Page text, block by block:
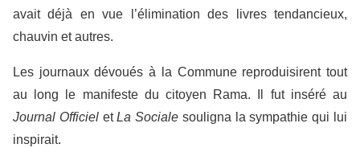
avait déjà en vue l’élimination des livres tendancieux,
chauvin et autres.
Les journaux dévoués à la Commune reproduisirent tout
au long le manifeste du citoyen Rama. Il fut inséré au
Journal Officiel etLa Sociale souligna la sympathie qui lui
inspirait.